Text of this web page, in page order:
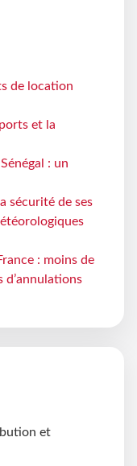
de location
et la
: un
sécurité de ses
: moins de
d’annulations
et